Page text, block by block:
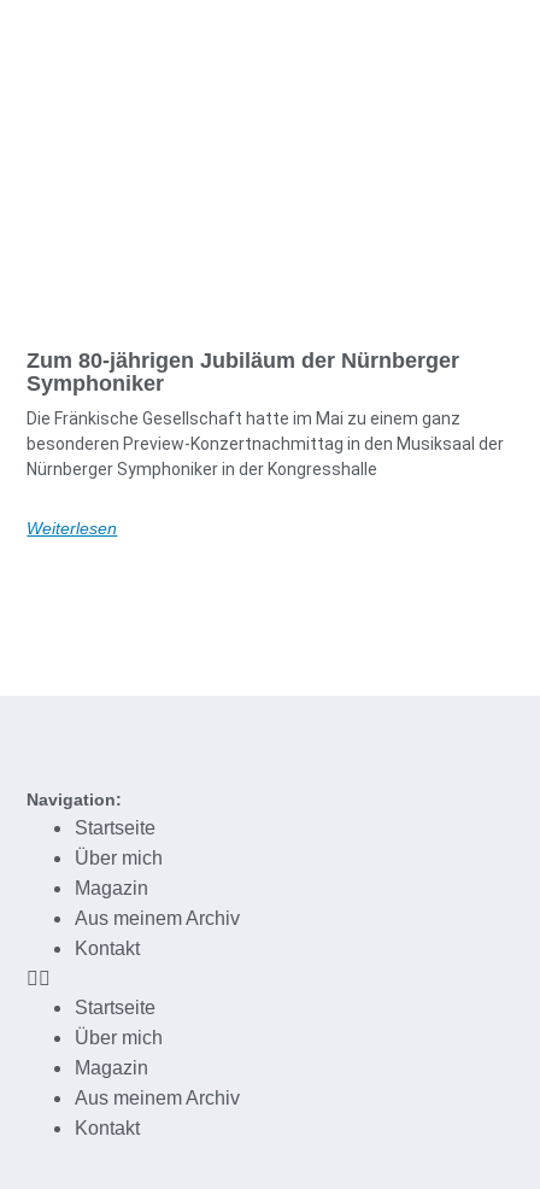
Zum 80-jährigen Jubiläum der Nürnberger
Symphoniker
Die Fränkische Gesellschaft hatte im Mai zu einem ganz
besonderen Preview-Konzertnachmittag in den Musiksaal der
Nürnberger Symphoniker in der Kongresshalle
Weiterlesen
Navigation:
Startseite
Über mich
Magazin
Aus meinem Archiv
Kontakt
Startseite
Über mich
Magazin
Aus meinem Archiv
Kontakt